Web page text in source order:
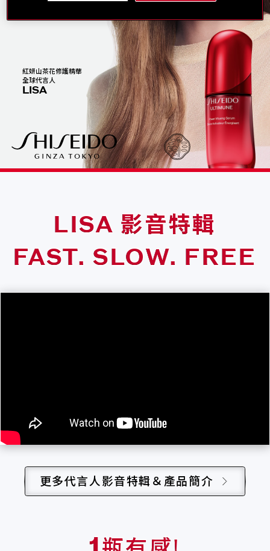
紅妍山茶花修護精華
全球代言人
LISA
LISA 影音特輯
FAST. SLOW. FREE
更多代言人影音特輯＆產品簡介